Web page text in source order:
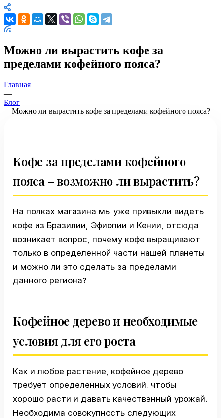
Можно ли вырастить кофе за
пределами кофейного пояса?
Главная
—
Блог
—Можно ли вырастить кофе за пределами кофейного пояса?
Кофе за пределами кофейного
пояса – возможно ли вырастить?
На полках магазина мы уже привыкли видеть
кофе из Бразилии, Эфиопии и Кении, отсюда
возникает вопрос, почему кофе выращивают
только в определенной части нашей планеты
и можно ли это сделать за пределами
данного региона?
Кофейное дерево и необходимые
условия для его роста
Как и любое растение, кофейное дерево
требует определенных условий, чтобы
хорошо расти и давать качественный урожай.
Необходима совокупность следующих